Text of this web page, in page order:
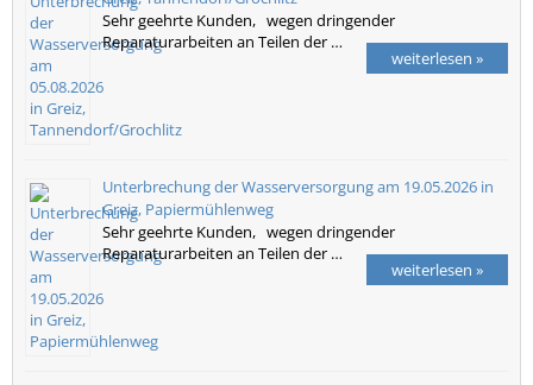
Sehr geehrte Kunden, wegen dringender
Reparaturarbeiten an Teilen der …
weiterlesen »
Unterbrechung der Wasserversorgung am 19.05.2026 in
Greiz, Papiermühlenweg
Sehr geehrte Kunden, wegen dringender
Reparaturarbeiten an Teilen der …
weiterlesen »